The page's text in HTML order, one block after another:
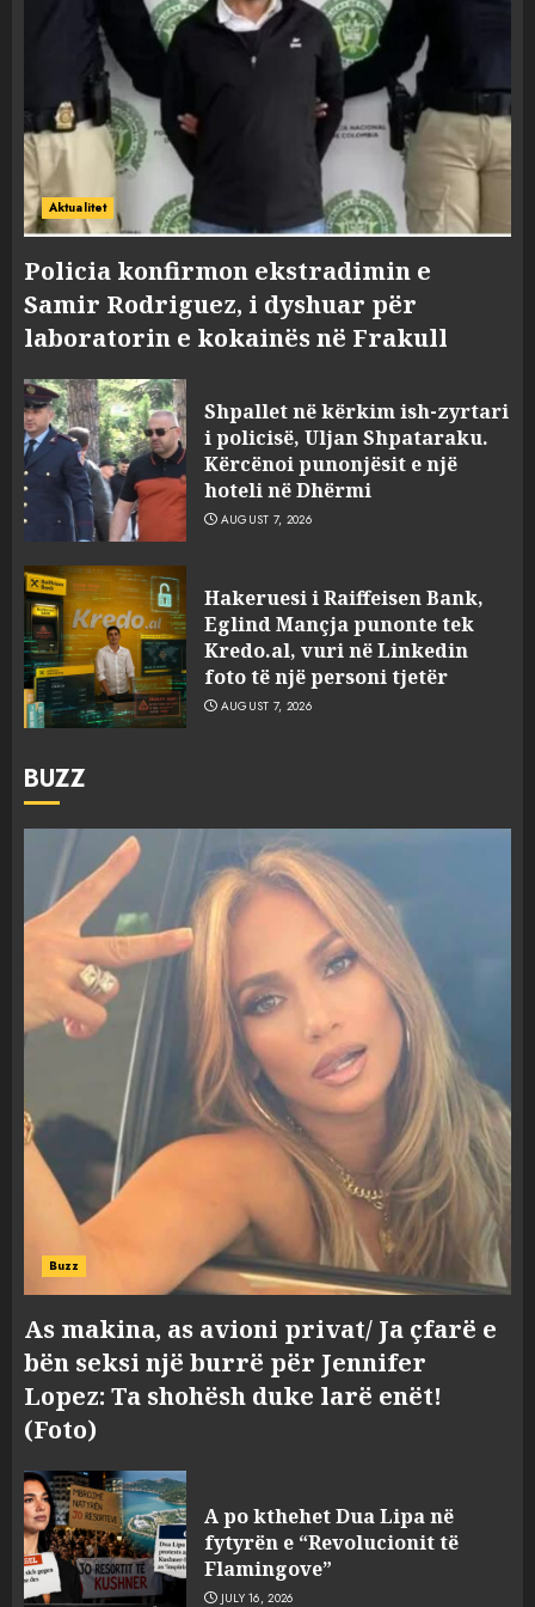
Aktualitet
Policia konfirmon ekstradimin e
Samir Rodriguez, i dyshuar për
laboratorin e kokainës në Frakull
Shpallet në kërkim ish-zyrtari
i policisë, Uljan Shpataraku.
Kërcënoi punonjësit e një
hoteli në Dhërmi
AUGUST 7, 2026
Hakeruesi i Raiffeisen Bank,
Eglind Mançja punonte tek
Kredo.al, vuri në Linkedin
foto të një personi tjetër
AUGUST 7, 2026
BUZZ
Buzz
As makina, as avioni privat/ Ja çfarë e
bën seksi një burrë për Jennifer
Lopez: Ta shohësh duke larë enët!
(Foto)
A po kthehet Dua Lipa në
fytyrën e “Revolucionit të
Flamingove”
JULY 16, 2026